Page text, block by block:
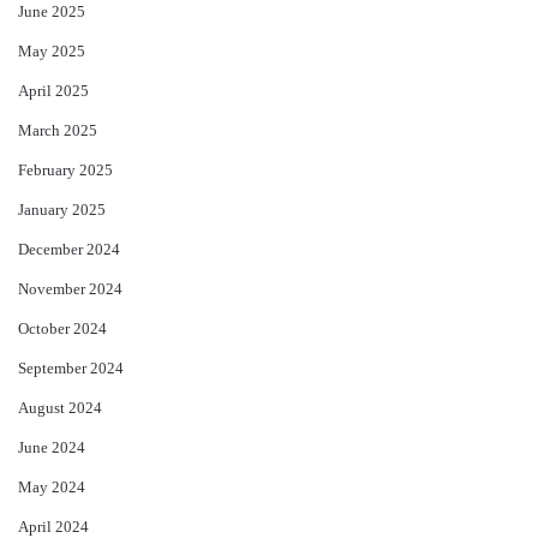
June 2025
May 2025
April 2025
March 2025
February 2025
January 2025
December 2024
November 2024
October 2024
September 2024
August 2024
June 2024
May 2024
April 2024